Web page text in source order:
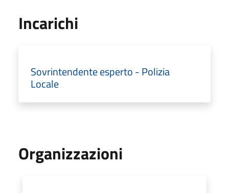
Incarichi
Sovrintendente esperto - Polizia
Locale
Organizzazioni